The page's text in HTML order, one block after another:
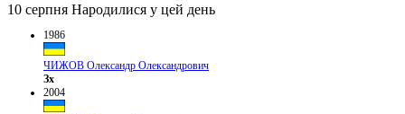
10 серпня Народилися у цей день
1986
ЧИЖОВ Олександр Олександрович
Зх
2004